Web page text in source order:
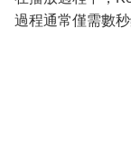
過程通常僅需數秒